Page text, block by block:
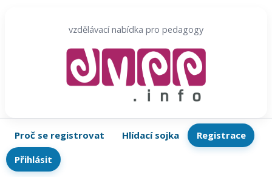
vzdělávací nabídka pro pedagogy
Proč se registrovat Hlídací sojka
Registrace
Přihlásit